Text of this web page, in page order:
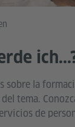
sobre la
tema.
de